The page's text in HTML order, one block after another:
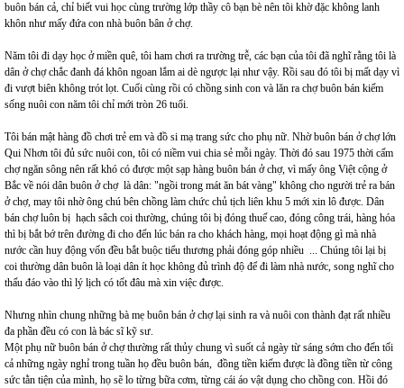
buôn bán cả, chỉ biết vui học cùng trường lớp thầy cô bạn bè nên tôi khờ đặc không lanh
khôn như mấy đứa con nhà buôn bân ở chợ.
Năm tôi đi dạy học ở miền quê, tôi ham chơi ra trường trễ, các bạn của tôi đã nghĩ rằng tôi là
dân ở chợ chắc đanh đá khôn ngoan lắm ai dè ngược lại như vậy. Rồi sau đó tôi bị mất dạy vì
đi vượt biên không trót lọt. Cuối cùng rồi có chồng sinh con và lăn ra chợ buôn bán kiếm
sống nuôi con năm tôi chỉ mới tròn 26 tuổi.
Tôi bán mật hàng đồ chơi trẻ em và đồ si mạ trang sức cho phụ nữ. Nhờ buôn bán ở chợ lớn
Qui Nhơn tôi đủ sức nuôi con, tôi có niềm vui chia sẻ mỗi ngày. Thời đó sau 1975 thời cấm
chợ ngăn sông nên rất khó có được một sạp hàng buôn bán ở chợ, vì mấy ông Việt cộng ở
Bắc về nói dân buôn ở chợ là dân: "ngồi trong mát ăn bát vàng" không cho người trẻ ra bán
ở chợ, may tôi nhờ ông chú bên chồng làm chức chủ tịch liên khu 5 mới xin lô được. Dân
bán chợ luôn bị hạch sâch coi thường, chúng tôi bị đóng thuế cao, đóng công trái, hàng hóa
thì bị bắt bớ trên đường đi cho đến lúc bán ra cho khách hàng, mọi hoạt động gì mà nhà
nước cần huy động vốn đều bắt buộc tiểu thương phải đóng góp nhiều ... Chúng tôi lại bị
coi thường dân buôn là loại dân ít học không đủ trình độ để đi làm nhà nước, song nghĩ cho
thấu đáo vào thì lý lịch có tốt đâu mà xin việc được.
Nhưng nhìn chung những bà mẹ buôn bán ở chợ lại sinh ra và nuôi con thành đạt rất nhiều
đa phần đều có con là bác sĩ kỹ sư.
Một phụ nữ buôn bán ở chợ thường rất thủy chung vì suốt cả ngày từ sáng sớm cho đến tối
cả những ngày nghỉ trong tuần họ đều buôn bán, đồng tiền kiếm được là đồng tiền từ công
sức tằn tiện của mình, họ sẽ lo từng bữa cơm, từng cái áo vật dụng cho chồng con. Hồi đó